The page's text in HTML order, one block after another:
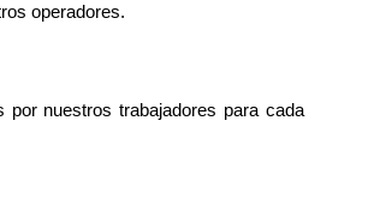
operadores.
nuestros trabajadores para cada